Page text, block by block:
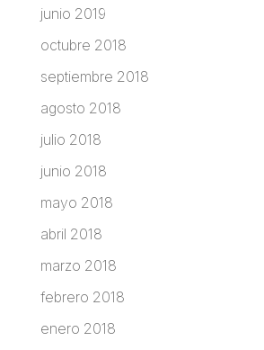
junio 2019
octubre 2018
septiembre 2018
agosto 2018
julio 2018
junio 2018
mayo 2018
abril 2018
marzo 2018
febrero 2018
enero 2018